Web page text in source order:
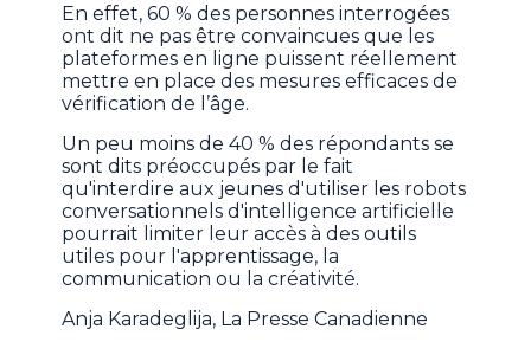
En effet, 60 % des personnes interrogées
ont dit ne pas être convaincues que les
plateformes en ligne puissent réellement
mettre en place des mesures efficaces de
vérification de l’âge.
Un peu moins de 40 % des répondants se
sont dits préoccupés par le fait
qu'interdire aux jeunes d'utiliser les robots
conversationnels d'intelligence artificielle
pourrait limiter leur accès à des outils
utiles pour l'apprentissage, la
communication ou la créativité.
Anja Karadeglija, La Presse Canadienne